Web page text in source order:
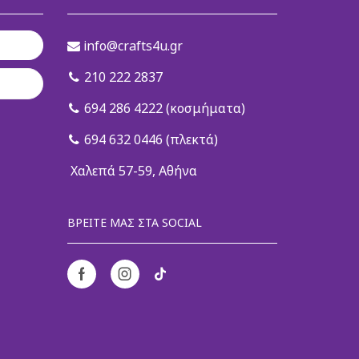
info@crafts4u.gr
210 222 2837
694 286 4222 (κοσμήματα)
694 632 0446 (πλεκτά)
Χαλεπά 57-59, Αθήνα
ΒΡΕΊΤΕ ΜΑΣ ΣΤΑ SOCIAL
FacebookInstagram
Tik-